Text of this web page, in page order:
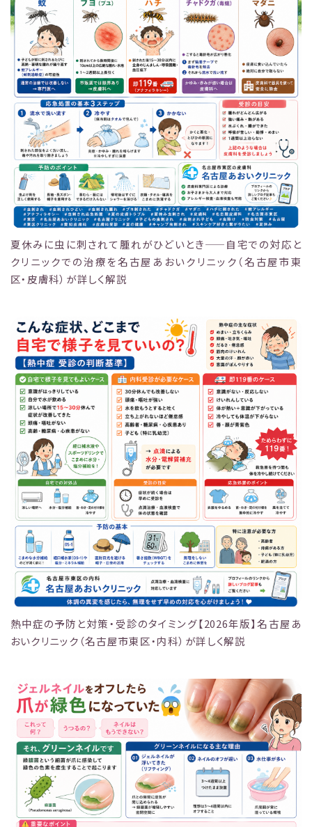
夏休みに虫に刺されて腫れがひどいとき——自宅での対応と
クリニックでの治療を名古屋あおいクリニック（名古屋市東
区・皮膚科）が詳しく解説
熱中症の予防と対策・受診のタイミング【2026年版】名古屋あ
おいクリニック（名古屋市東区・内科）が詳しく解説